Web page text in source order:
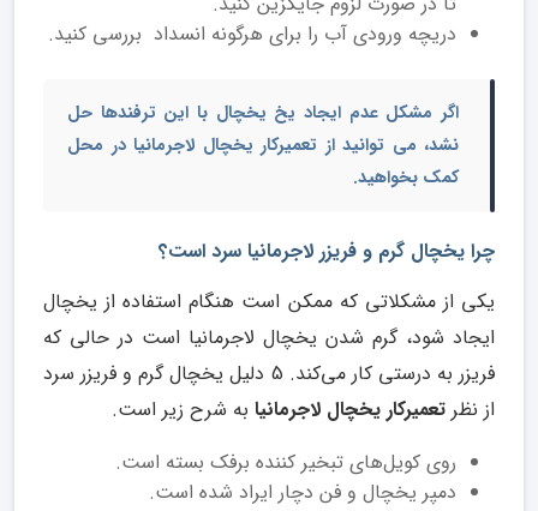
دریچه ورودی آب را برای هرگونه انسداد بررسی کنید.
اگر مشکل عدم ایجاد یخ یخچال با این ترفندها حل
نشد، می توانید از تعمیرکار یخچال لاجرمانیا در محل
کمک بخواهید.
چرا یخچال گرم و فریزر لاجرمانیا سرد است؟
یکی از مشکلاتی که ممکن است هنگام استفاده از یخچال
ایجاد شود، گرم شدن یخچال لاجرمانیا است در حالی که
فریزر به درستی کار می­‌کند. 5 دلیل یخچال گرم و فریزر سرد
از نظر تعمیرکار یخچال لاجرمانیا به شرح زیر است.
روی کویل‌های تبخیر کننده برفک بسته است.
دمپر یخچال و فن دچار ایراد شده است.